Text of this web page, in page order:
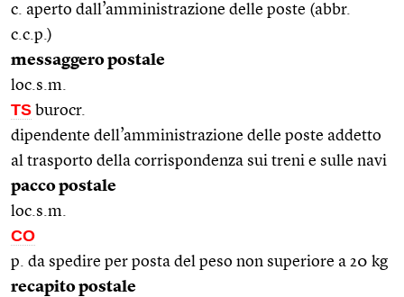
c. aperto dall’amministrazione delle poste (abbr.
c.c.p.)
messaggero postale
loc.s.m.
TS burocr.
dipendente dell’amministrazione delle poste addetto
al trasporto della corrispondenza sui treni e sulle navi
pacco postale
loc.s.m.
CO
p. da spedire per posta del peso non superiore a 20 kg
recapito postale